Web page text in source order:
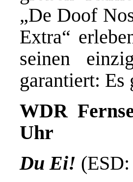
„De Doof
Extra“
seinen
garantiert:
WDR
Uhr
Du Ei!